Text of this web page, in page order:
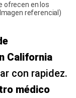
ofrecen en los
referencial)
California
con rapidez.
médico